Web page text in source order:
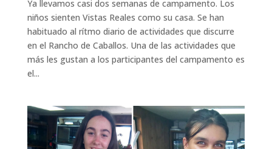
Ya llevamos casi dos semanas de campamento. Los
niños sienten Vistas Reales como su casa. Se han
habituado al rítmo diario de actividades que discurre
en el Rancho de Caballos. Una de las actividades que
más les gustan a los participantes del campamento es
el...